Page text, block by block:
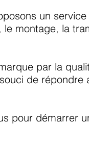
un
le montage, la
par la
de répondre
pour démarrer